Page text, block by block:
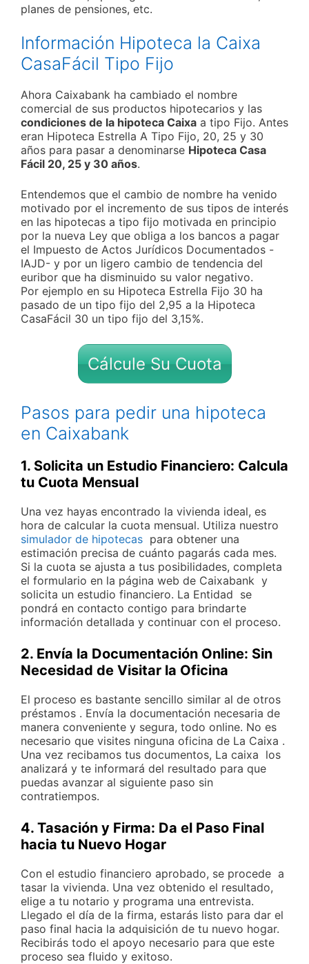
planes de pensiones, etc.
Información Hipoteca la Caixa
CasaFácil Tipo Fijo
Ahora Caixabank ha cambiado el nombre
comercial de sus productos hipotecarios y las
condiciones de la hipoteca Caixa a tipo Fijo. Antes
eran Hipoteca Estrella A Tipo Fijo, 20, 25 y 30
años para pasar a denominarse Hipoteca Casa
Fácil 20, 25 y 30 años.
Entendemos que el cambio de nombre ha venido
motivado por el incremento de sus tipos de interés
en las hipotecas a tipo fijo motivada en principio
por la nueva Ley que obliga a los bancos a pagar
el Impuesto de Actos Jurídicos Documentados -
IAJD- y por un ligero cambio de tendencia del
euribor que ha disminuido su valor negativo.
Por ejemplo en su Hipoteca Estrella Fijo 30 ha
pasado de un tipo fijo del 2,95 a la Hipoteca
CasaFácil 30 un tipo fijo del 3,15%.
Cálcule Su Cuota
Pasos para pedir una hipoteca
en Caixabank
1. Solicita un Estudio Financiero: Calcula
tu Cuota Mensual
Una vez hayas encontrado la vivienda ideal, es
hora de calcular la cuota mensual. Utiliza nuestro
simulador de hipotecas para obtener una
estimación precisa de cuánto pagarás cada mes.
Si la cuota se ajusta a tus posibilidades, completa
el formulario en la página web de Caixabank y
solicita un estudio financiero. La Entidad se
pondrá en contacto contigo para brindarte
información detallada y continuar con el proceso.
2. Envía la Documentación Online: Sin
Necesidad de Visitar la Oficina
El proceso es bastante sencillo similar al de otros
préstamos . Envía la documentación necesaria de
manera conveniente y segura, todo online. No es
necesario que visites ninguna oficina de La Caixa .
Una vez recibamos tus documentos, La caixa los
analizará y te informará del resultado para que
puedas avanzar al siguiente paso sin
contratiempos.
4. Tasación y Firma: Da el Paso Final
hacia tu Nuevo Hogar
Con el estudio financiero aprobado, se procede a
tasar la vivienda. Una vez obtenido el resultado,
elige a tu notario y programa una entrevista.
Llegado el día de la firma, estarás listo para dar el
paso final hacia la adquisición de tu nuevo hogar.
Recibirás todo el apoyo necesario para que este
proceso sea fluido y exitoso.